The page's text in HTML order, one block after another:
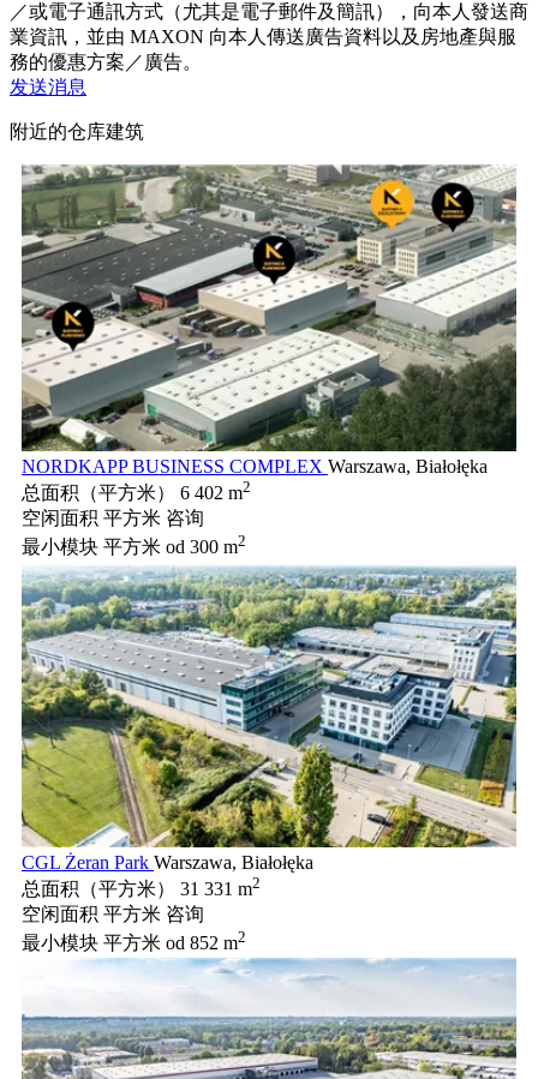
／或電子通訊方式（尤其是電子郵件及簡訊），向本人發送商
業資訊，並由 MAXON 向本人傳送廣告資料以及房地產與服
務的優惠方案／廣告。
发送消息
附近的仓库建筑
NORDKAPP BUSINESS COMPLEX Warszawa, Białołęka
总面积（平方米）
6 402 m2
空闲面积 平方米 咨询
最小模块 平方米 od 300 m2
CGL Żeran Park Warszawa, Białołęka
总面积（平方米）
31 331 m2
空闲面积 平方米 咨询
最小模块 平方米 od 852 m2